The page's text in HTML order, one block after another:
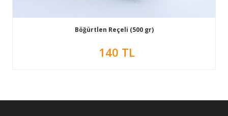
Böğürtlen Reçeli (500 gr)
140 TL